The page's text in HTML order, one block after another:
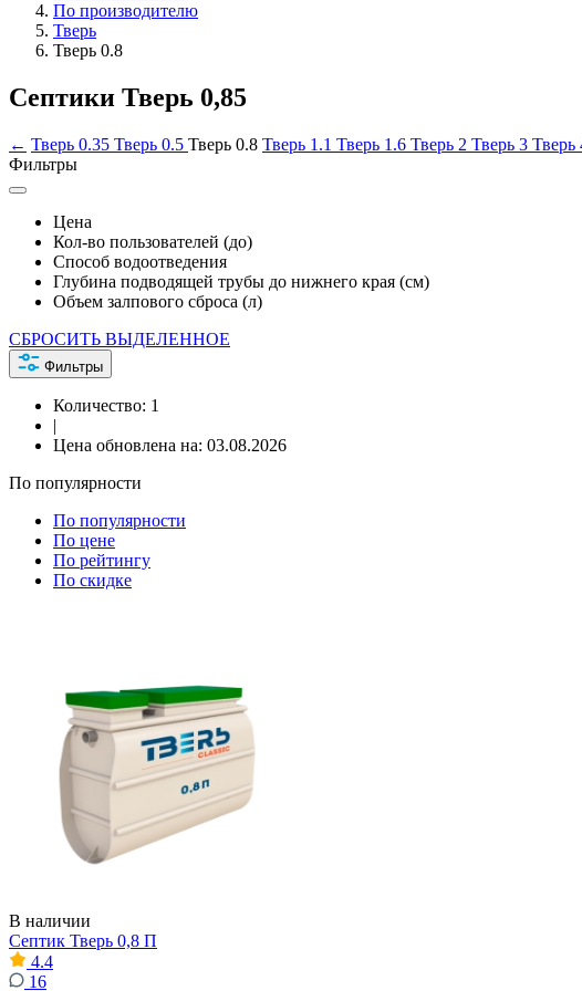
По производителю
Тверь
Тверь 0.8
Септики Тверь 0,85
← Тверь 0.35 Тверь 0.5 Тверь 0.8 Тверь 1.1 Тверь 1.6 Тверь 2 Тверь 3 Тверь
Фильтры
Цена
Кол-во пользователей (до)
Способ водоотведения
Глубина подводящей трубы до нижнего края (см)
Объем залпового сброса (л)
СБРОСИТЬ ВЫДЕЛЕННОЕ
Фильтры
Количество: 1
|
Цена обновлена на: 03.08.2026
По популярности
По популярности
По цене
По рейтингу
По скидке
В наличии
Септик Тверь 0,8 П
4.4
16